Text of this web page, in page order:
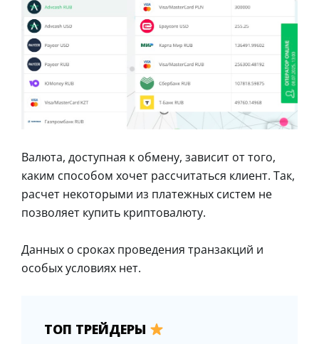
Валюта, доступная к обмену, зависит от того,
каким способом хочет рассчитаться клиент. Так,
расчет некоторыми из платежных систем не
позволяет купить криптовалюту.
Данных о сроках проведения транзакций и
особых условиях нет.
ТОП ТРЕЙДЕРЫ